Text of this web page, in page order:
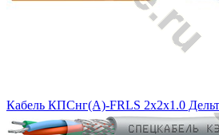
Кабель КПСнг(А)-FRLS 2х2х1.0